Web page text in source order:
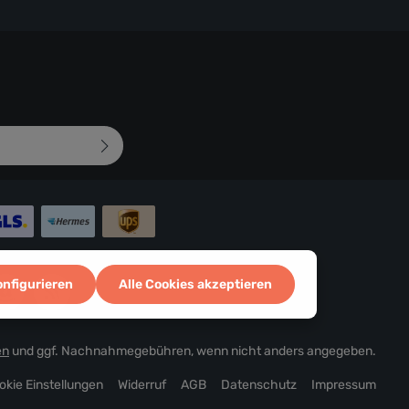
und ggf. Nachnahmegebühren, wenn nicht anders angegeben.
Einstellungen Widerruf AGB Datenschutz Impressum
Alle Cookies akzeptieren